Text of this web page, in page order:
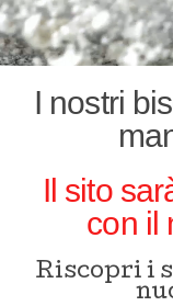
I nostri
Il sito
con il
Riscopri i